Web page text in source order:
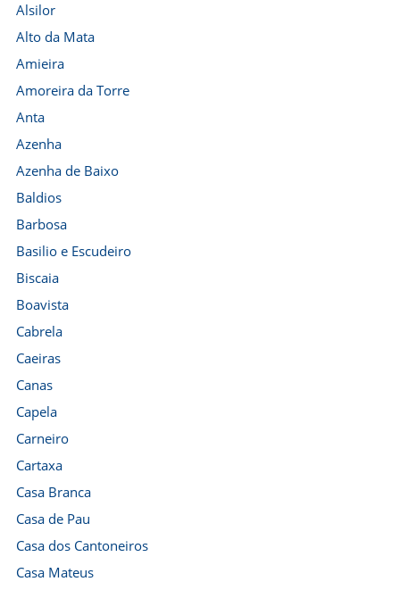
Alsilor
Alto da Mata
Amieira
Amoreira da Torre
Anta
Azenha
Azenha de Baixo
Baldios
Barbosa
Basilio e Escudeiro
Biscaia
Boavista
Cabrela
Caeiras
Canas
Capela
Carneiro
Cartaxa
Casa Branca
Casa de Pau
Casa dos Cantoneiros
Casa Mateus